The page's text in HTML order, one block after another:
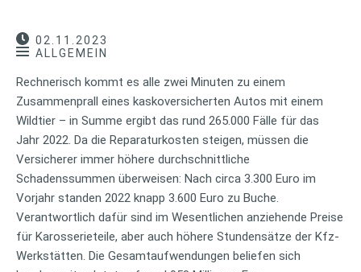
02.11.2023
ALLGEMEIN
Rechnerisch kommt es alle zwei Minuten zu einem
Zusammenprall eines kaskoversicherten Autos mit einem
Wildtier – in Summe ergibt das rund 265.000 Fälle für das
Jahr 2022. Da die Reparaturkosten steigen, müssen die
Versicherer immer höhere durchschnittliche
Schadenssummen überweisen: Nach circa 3.300 Euro im
Vorjahr standen 2022 knapp 3.600 Euro zu Buche.
Verantwortlich dafür sind im Wesentlichen anziehende Preise
für Karosserieteile, aber auch höhere Stundensätze der Kfz-
Werkstätten. Die Gesamtaufwendungen beliefen sich